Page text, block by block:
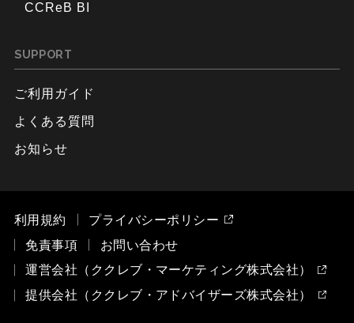
CCReB BI
SUPPORT
ご利用ガイド
よくある質問
お知らせ
利用規約
プライバシーポリシー
免責事項
お問い合わせ
運営会社（ククレブ・マーケティング株式会社）
提供会社（ククレブ・アドバイザーズ株式会社）